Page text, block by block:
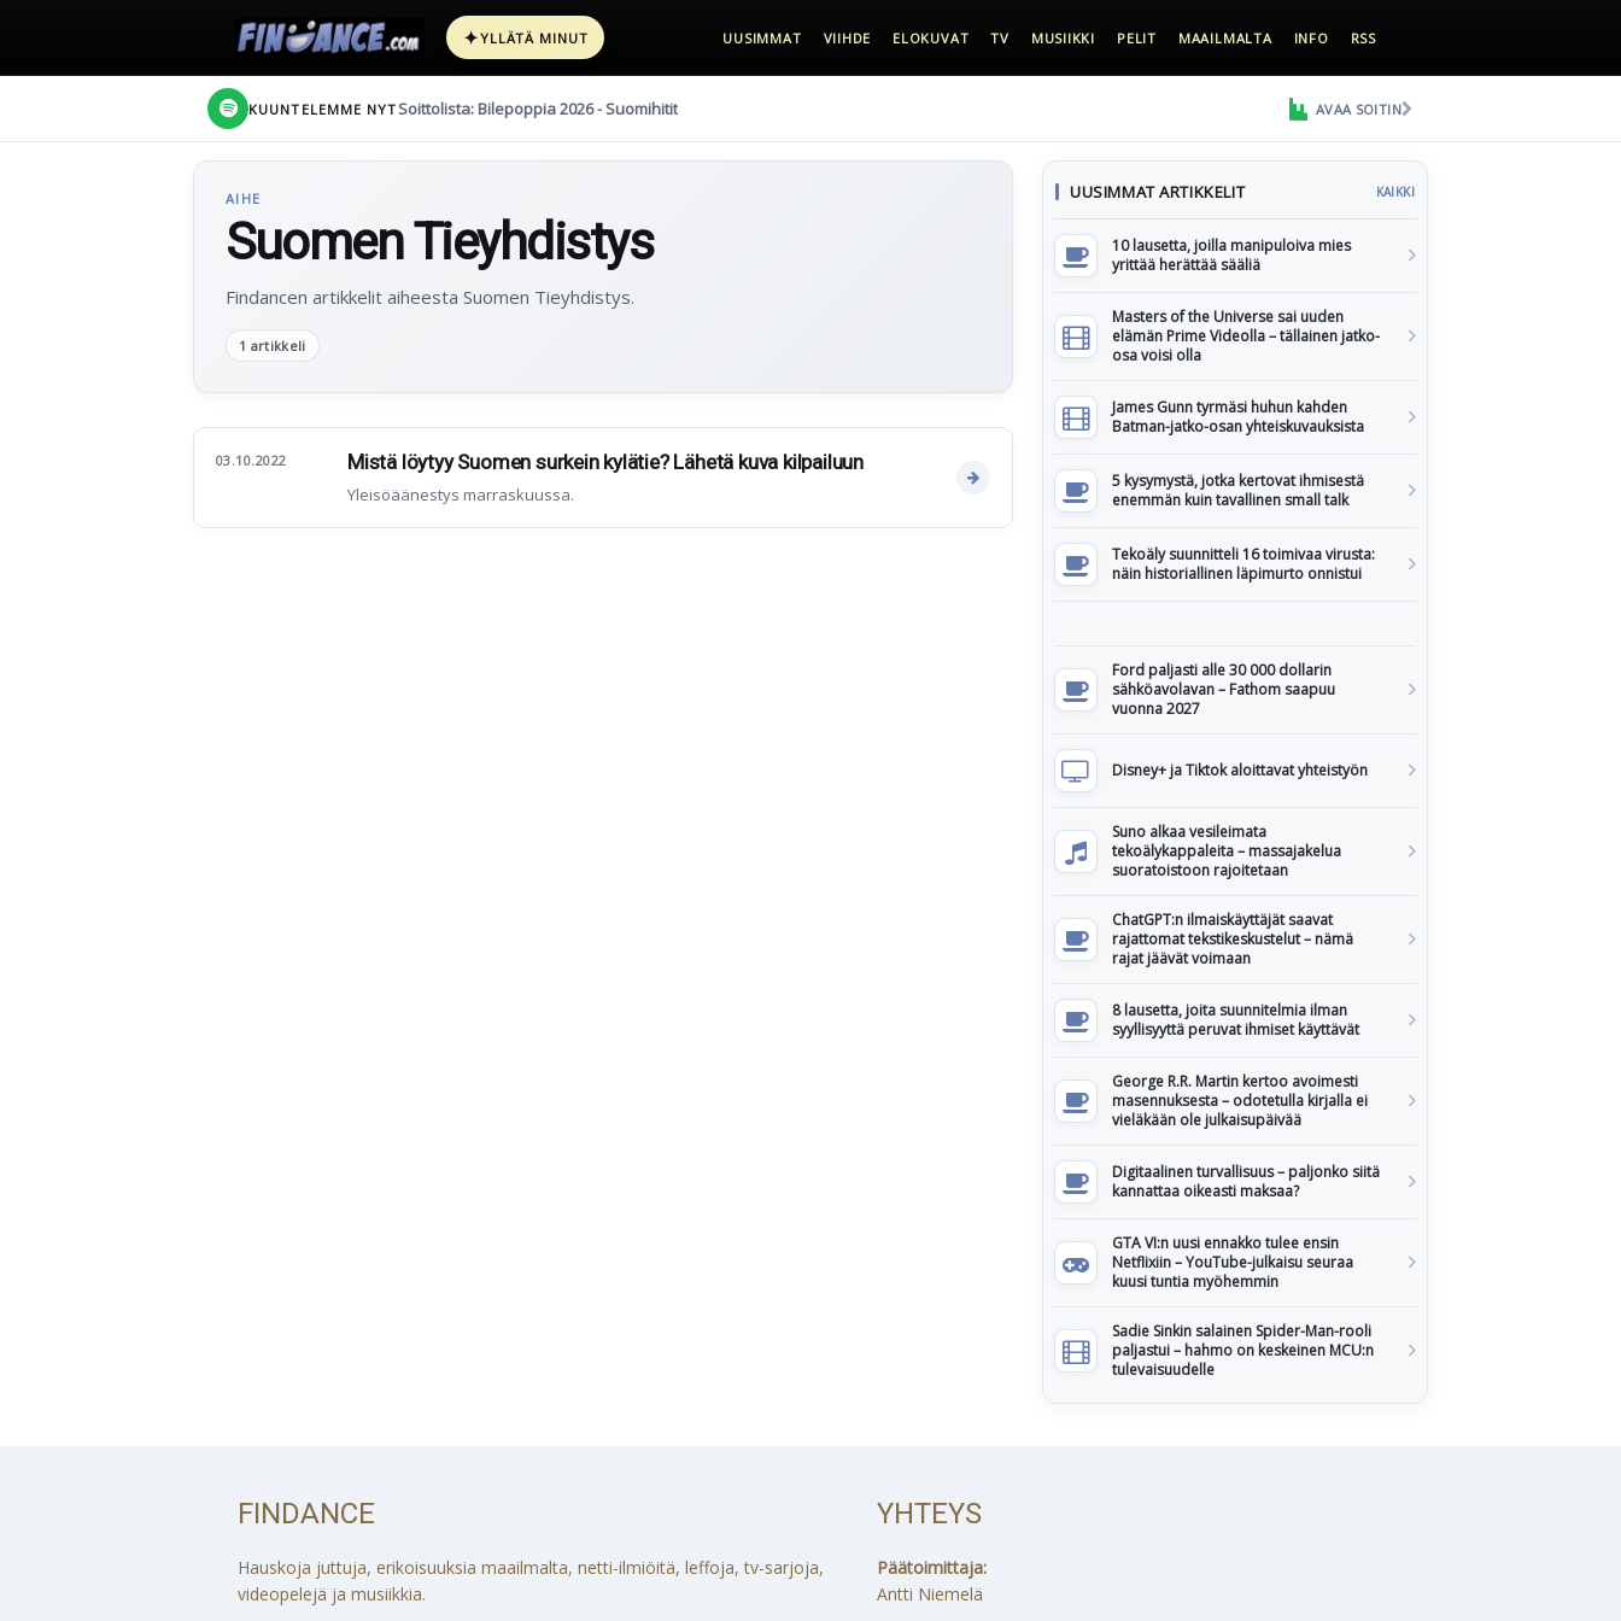
✦YLLÄTÄ MINUT UUSIMMAT VIIHDE ELOKUVAT TV MUSIIKKI PELIT MAAILMALTA INFO RSS
KUUNTELEMME NYT Soittolista: Bilepoppia 2026 - Suomihitit AVAA SOITIN
AIHE
Suomen Tieyhdistys
Findancen artikkelit aiheesta Suomen Tieyhdistys.
1 artikkeli
03.10.2022 Mistä löytyy Suomen surkein kylätie? Lähetä kuva kilpailuun
Yleisöäänestys marraskuussa.
UUSIMMAT ARTIKKELIT KAIKKI
10 lausetta, joilla manipuloiva mies
yrittää herättää sääliä
Masters of the Universe sai uuden
elämän Prime Videolla – tällainen jatko-
osa voisi olla
James Gunn tyrmäsi huhun kahden
Batman-jatko-osan yhteiskuvauksista
5 kysymystä, jotka kertovat ihmisestä
enemmän kuin tavallinen small talk
Tekoäly suunnitteli 16 toimivaa virusta:
näin historiallinen läpimurto onnistui
Ford paljasti alle 30 000 dollarin
sähköavolavan – Fathom saapuu
vuonna 2027
Disney+ ja Tiktok aloittavat yhteistyön
Suno alkaa vesileimata
tekoälykappaleita – massajakelua
suoratoistoon rajoitetaan
ChatGPT:n ilmaiskäyttäjät saavat
rajattomat tekstikeskustelut – nämä
rajat jäävät voimaan
8 lausetta, joita suunnitelmia ilman
syyllisyyttä peruvat ihmiset käyttävät
George R.R. Martin kertoo avoimesti
masennuksesta – odotetulla kirjalla ei
vieläkään ole julkaisupäivää
Digitaalinen turvallisuus – paljonko siitä
kannattaa oikeasti maksaa?
GTA VI:n uusi ennakko tulee ensin
Netflixiin – YouTube-julkaisu seuraa
kuusi tuntia myöhemmin
Sadie Sinkin salainen Spider-Man-rooli
paljastui – hahmo on keskeinen MCU:n
tulevaisuudelle
FINDANCE
Hauskoja juttuja, erikoisuuksia maailmalta, netti-ilmiöitä, leffoja, tv-sarjoja,
videopelejä ja musiikkia.
YHTEYS
Päätoimittaja:
Antti Niemelä